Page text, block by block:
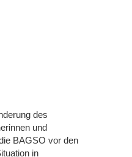
des
und
BAGSO vor den
in